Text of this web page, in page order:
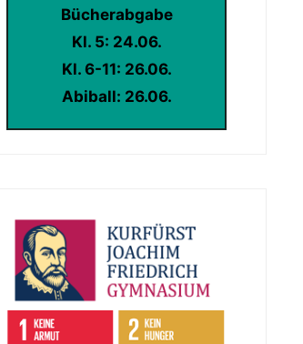
Bücherabgabe
Kl. 5: 24.06.
Kl. 6-11: 26.06.
Abiball: 26.06.